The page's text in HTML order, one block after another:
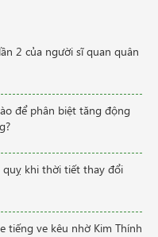
2 của người sĩ quan quân
để phân biệt tăng động
quỵ khi thời tiết thay đổi
tiếng ve kêu nhờ Kim Thính